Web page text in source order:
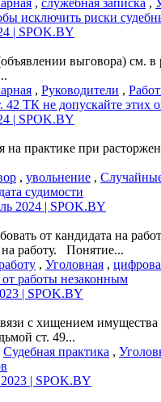
, служебная записка ,
исключить риски
| SPOK.BY
выговора) см.
, Руководители ,
ТК не допускайте этих
| SPOK.BY
на практике при
, увольнение ,
судимости
2024 | SPOK.BY
от кандидата на
работу. Понятие...
, Уголовная ,
работы незаконным
| SPOK.BY
с хищением
ст. 49...
Судебная практика ,
| SPOK.BY